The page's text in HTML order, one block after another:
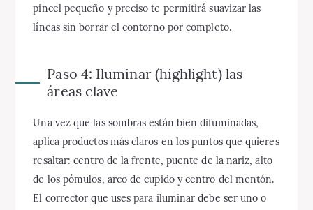
pincel pequeño y preciso te permitirá suavizar las
líneas sin borrar el contorno por completo.
Paso 4: Iluminar (highlight) las
áreas clave
Una vez que las sombras están bien difuminadas,
aplica productos más claros en los puntos que quieres
resaltar: centro de la frente, puente de la nariz, alto
de los pómulos, arco de cupido y centro del mentón.
El corrector que uses para iluminar debe ser uno o